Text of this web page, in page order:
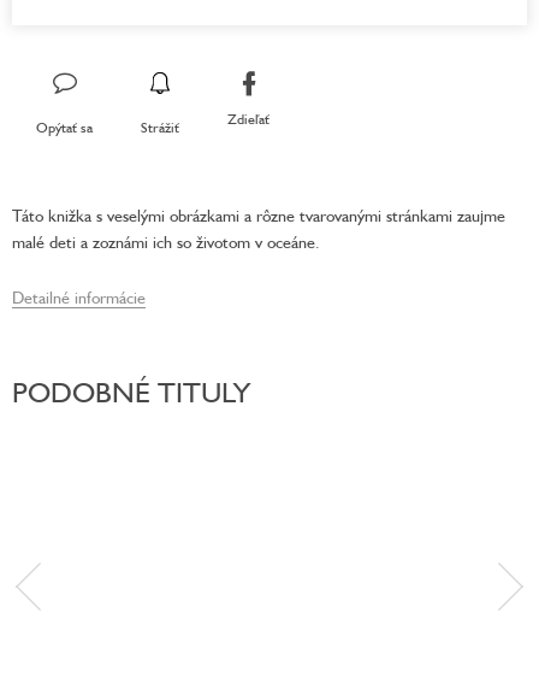
Opýtať sa Strážiť Zdieľať
Táto knižka s veselými obrázkami a rôzne tvarovanými stránkami zaujme
malé deti a zoznámi ich so životom v oceáne.
Detailné informácie
PODOBNÉ TITULY